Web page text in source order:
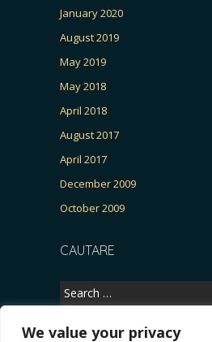
We value your privacy
January 2020
August 2019
May 2019
May 2018
April 2018
August 2017
April 2017
December 2009
October 2009
CAUTARE
Search
for: